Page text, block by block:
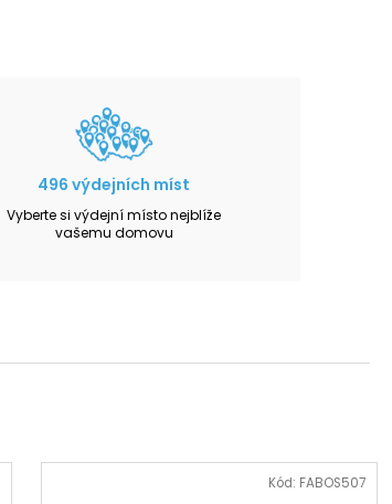
496 výdejních míst
Vyberte si výdejní místo nejblíže
vašemu domovu
Kód: FABOS507